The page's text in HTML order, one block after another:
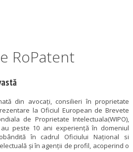
RoPatent
din avocaţi, consilieri în proprietate
la Oficiul European de Brevete
de Proprietate Intelectuala(WIPO),
peste 10 ani experiență în domeniul
în cadrul Oficiului Național si
și în agenții de profil, acoperind o